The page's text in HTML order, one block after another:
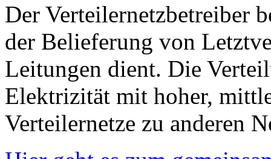
Der Verteilernetzbetreiber
der Belieferung von
Leitungen dient. Die
Elektrizität mit hoher,
Verteilernetze zu anderen